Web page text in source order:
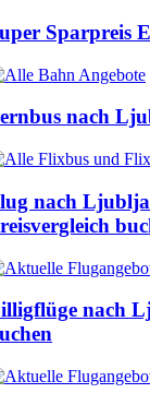
Sparpreis
nach
nach
nach